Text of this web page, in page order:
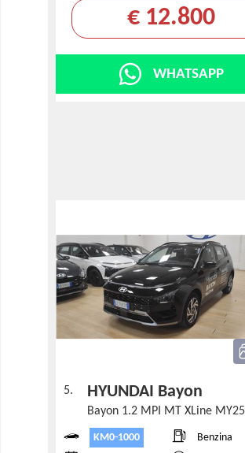
€ 12.800
WHATSAPP
5. HYUNDAI Bayon
Bayon 1.2 MPI MT XLine MY25
KM0-1000
Benzina